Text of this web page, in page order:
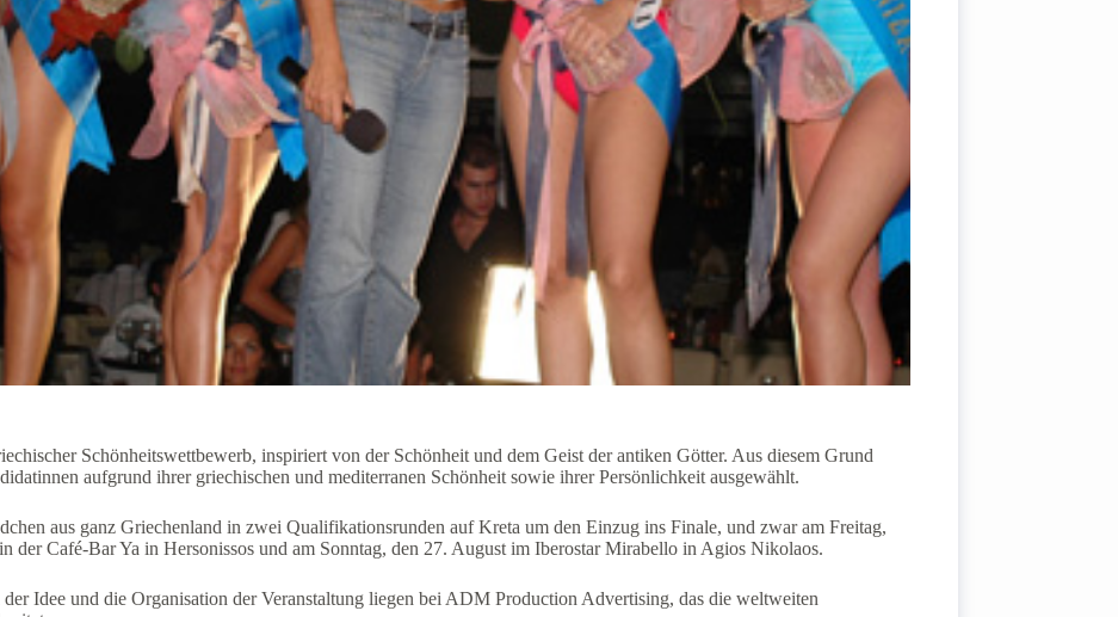
Schönheitswettbewerb, inspiriert von der Schönheit und dem Geist der antiken Götter. Aus diesem Grund
aufgrund ihrer griechischen und mediterranen Schönheit sowie ihrer Persönlichkeit ausgewählt.
aus ganz Griechenland in zwei Qualifikationsrunden auf Kreta um den Einzug ins Finale, und zwar am Freitag,
der Café-Bar Ya in Hersonissos und am Sonntag, den 27. August im Iberostar Mirabello in Agios Nikolaos.
Idee und die Organisation der Veranstaltung liegen bei ADM Production Advertising, das die weltweiten